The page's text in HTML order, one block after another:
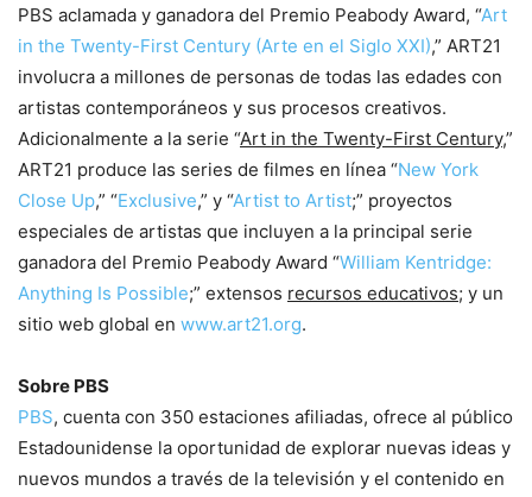
PBS aclamada y ganadora del Premio Peabody Award, “Art
in the Twenty-First Century (Arte en el Siglo XXI),” ART21
involucra a millones de personas de todas las edades con
artistas contemporáneos y sus procesos creativos.
Adicionalmente a la serie “Art in the Twenty-First Century,”
ART21 produce las series de filmes en línea “New York
Close Up,” “Exclusive,” y “Artist to Artist;” proyectos
especiales de artistas que incluyen a la principal serie
ganadora del Premio Peabody Award “William Kentridge:
Anything Is Possible;” extensos recursos educativos; y un
sitio web global en www.art21.org.
Sobre PBS
PBS, cuenta con 350 estaciones afiliadas, ofrece al público
Estadounidense la oportunidad de explorar nuevas ideas y
nuevos mundos a través de la televisión y el contenido en